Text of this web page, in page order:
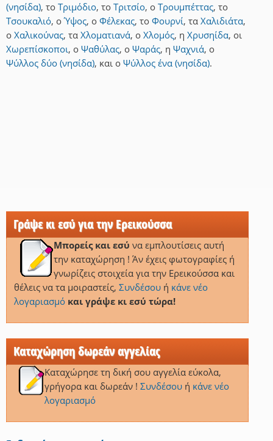
(νησίδα), το Τριμόδιο, το Τριτσίο, ο Τρουμπέττας, το
Τσουκαλιό, ο Ύψος, ο Φέλεκας, το Φουρνί, τα Χαλιδιάτα,
ο Χαλικούνας, τα Χλοματιανά, ο Χλομός, η Χρυσηίδα, οι
Χωρεπίσκοποι, ο Ψαθύλας, ο Ψαράς, η Ψαχνιά, ο
Ψύλλος δύο (νησίδα), και ο Ψύλλος ένα (νησίδα).
Γράψε κι εσύ για την Ερεικούσσα
Μπορείς και εσύ να εμπλουτίσεις αυτή
την καταχώρηση ! Άν έχεις φωτογραφίες ή
γνωρίζεις στοιχεία για την Ερεικούσσα και
θέλεις να τα μοιραστείς, Συνδέσουή κάνε νέο
λογαριασμό και γράψε κι εσύ τώρα!
Καταχώρηση δωρεάν αγγελίας
Καταχώρησε τη δική σου αγγελία εύκολα,
γρήγορα και δωρεάν ! Συνδέσουή κάνε νέο
λογαριασμό